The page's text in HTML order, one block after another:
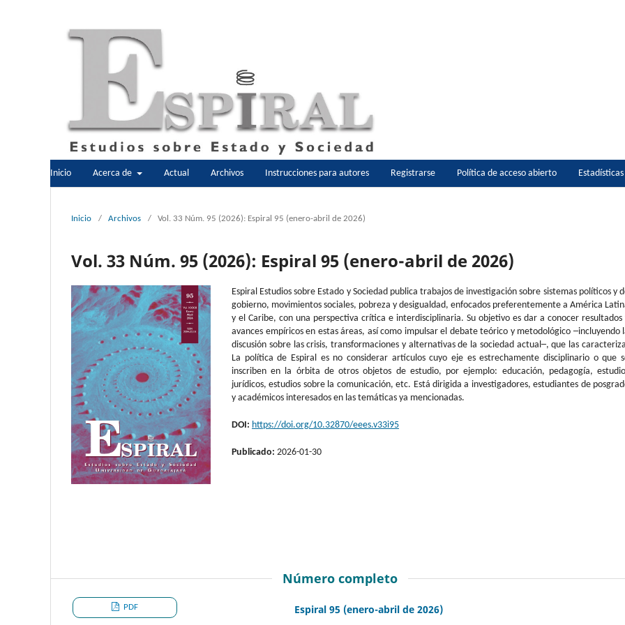
Inicio Acerca de Actual Archivos Instrucciones para autores Registrarse Política de acceso abierto Estadísticas
Inicio / Archivos / Vol. 33 Núm. 95 (2026): Espiral 95 (enero-abril de 2026)
Vol. 33 Núm. 95 (2026): Espiral 95 (enero-abril de 2026)
Espiral Estudios sobre Estado y Sociedad publica trabajos de investigación sobre sistemas políticos y
gobierno, movimientos sociales, pobreza y desigualdad, enfocados preferentemente a América
y el Caribe, con una perspectiva crítica e interdisciplinaria. Su objetivo es dar a conocer resultados
avances empíricos en estas áreas, así como impulsar el debate teórico y metodológico ─incluyendo
discusión sobre las crisis, transformaciones y alternativas de la sociedad actual─, que las
La política de Espiral es no considerar artículos cuyo eje es estrechamente disciplinario o que
inscriben en la órbita de otros objetos de estudio, por ejemplo: educación, pedagogía,
jurídicos, estudios sobre la comunicación, etc. Está dirigida a investigadores, estudiantes de
y académicos interesados en las temáticas ya mencionadas.
DOI: https://doi.org/10.32870/eees.v33i95
Publicado: 2026-01-30
Número completo
Espiral 95 (enero-abril de 2026)
PDF